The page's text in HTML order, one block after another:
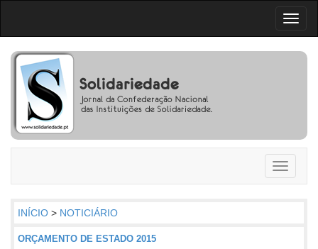
Toggle
INÍCIO > NOTICIÁRIO
ORÇAMENTO DE ESTADO 2015